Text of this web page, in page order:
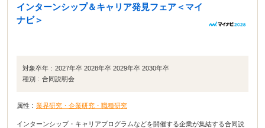
インターンシップ＆キャリア発見フェア＜マイ
ナビ＞
対象卒年 : 2027年卒 2028年卒 2029年卒 2030年卒
種別 : 合同説明会
属性 : 業界研究・企業研究・職種研究
インターンシップ・キャリアプログラムなどを開催する企業が集結する合同説